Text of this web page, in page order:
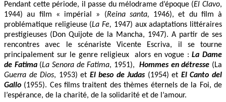
Pendant cette période, il passe du mélodrame d’époque (El Clavo,
1944) au film « impérial » (Reina santa, 1946), et du film à
problématique religieuse (La Fe, 1947) aux adaptations littéraires
prestigieuses (Don Quijote de la Mancha, 1947). A partir de ses
rencontres avec le scénariste Vicente Escriva, il se tourne
principalement sur le genre religieux alors en vogue :La Dame
de Fatima(La Senora de Fatima, 1951),Hommes en détresse (La
Guerra de Dios, 1953) et El beso de Judas(1954) et El Canto del
Gallo (1955). Ces films traitent des thèmes éternels de la Foi, de
l’espérance, de la charité, de la solidarité et de l’amour.